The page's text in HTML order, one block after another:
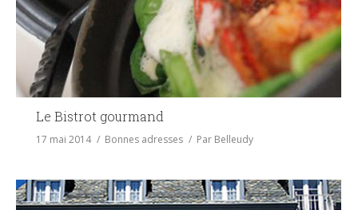
Le Bistrot gourmand
17 mai 2014 Bonnes adresses Par Belleudy